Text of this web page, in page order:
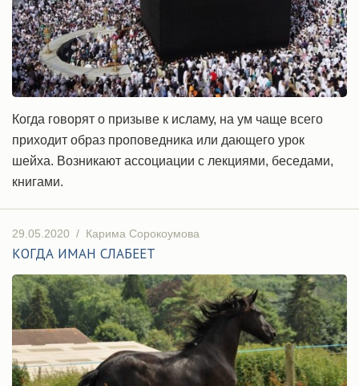
Когда говорят о призыве к исламу, на ум чаще всего
приходит образ проповедника или дающего урок
шейха. Возникают ассоциации с лекциями, беседами,
книгами.
29.05.2020 / Карима Сорокоумова
КОГДА ИМАН СЛАБЕЕТ